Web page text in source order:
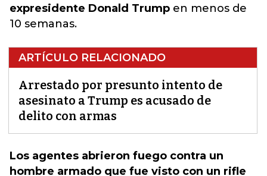
expresidente Donald Trump en menos de
10 semanas.
ARTÍCULO RELACIONADO
Arrestado por presunto intento de
asesinato a Trump es acusado de
delito con armas
Los agentes abrieron fuego contra un
hombre armado que fue visto con un rifle